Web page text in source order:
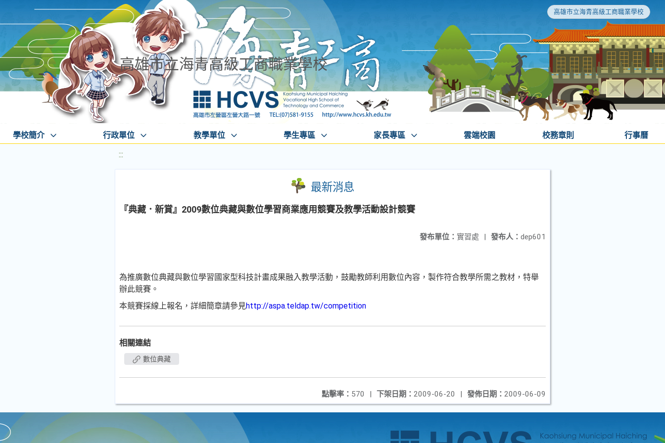
高雄市立海青高級工商職業學校
高雄市立海青高級工商職業學校
學校簡介 行政單位 教學單位 學生專區 家長專區 雲端校園 校務章則 行事曆
:::
最新消息
『典藏．新賞』2009數位典藏與數位學習商業應用競賽及教學活動設計競賽
發布人： dep601
發布單位： 實習處 |
為推廣數位典藏與數位學習國家型科技計畫成果融入教學活動，鼓勵教師利用數位內容，製作符合教學所需之教材，特舉
辦此競賽。
本競賽採線上報名，詳細簡章請參見http://aspa.teldap.tw/competition
相關連結
數位典藏
發佈日期： 2009-06-09
下架日期： 2009-06-20 |
點擊率： 570 |